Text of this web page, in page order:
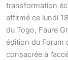
transformation
affirmé ce lundi
du Togo, Faure
édition du Forum
consacrée à